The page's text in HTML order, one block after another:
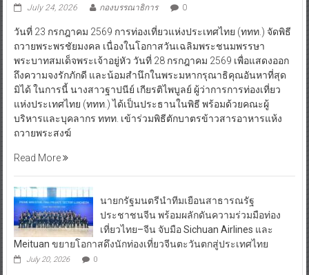
July 24, 2026 กองบรรณาธิการ 0
วันที่ 23 กรกฎาคม 2569 การท่องเที่ยวแห่งประเทศไทย (ททท.) จัดพิธี
ถวายพระพรชัยมงคล เนื่องในโอกาสวันเฉลิมพระชนมพรรษา
พระบาทสมเด็จพระเจ้าอยู่หัว วันที่ 28 กรกฎาคม 2569 เพื่อแสดงออก
ถึงความจงรักภักดี และน้อมสำนึกในพระมหากรุณาธิคุณอันหาที่สุด
มิได้ ในการนี้ นางสาวฐาปนีย์ เกียรติไพบูลย์ ผู้ว่าการการท่องเที่ยว
แห่งประเทศไทย (ททท.) ได้เป็นประธานในพิธี พร้อมด้วยคณะผู้
บริหารและบุคลากร ททท. เข้าร่วมพิธีตักบาตรข้าวสารอาหารแห้ง
ถวายพระสงฆ์
Read More
นายกรัฐมนตรีนำทีมเยือนสาธารณรัฐ
ประชาชนจีน พร้อมผลักดันความร่วมมือท่อง
เที่ยวไทย–จีน จับมือ Sichuan Airlines และ
Meituan ขยายโอกาสดึงนักท่องเที่ยวจีนตะวันตกสู่ประเทศไทย
July 20, 2026 0